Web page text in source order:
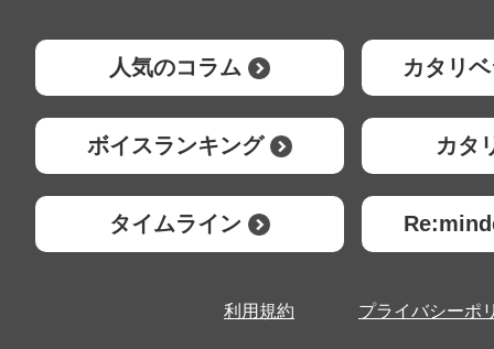
人気のコラム カタリ
ボイスランキング カタ
タイムライン
利用規約 プライバシーポ